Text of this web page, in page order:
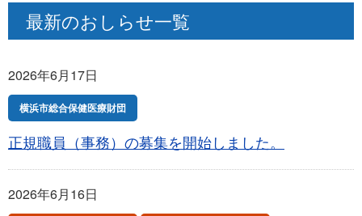
最新のおしらせ一覧
2026年6月17日
横浜市総合保健医療財団
正規職員（事務）の募集を開始しました。
2026年6月16日